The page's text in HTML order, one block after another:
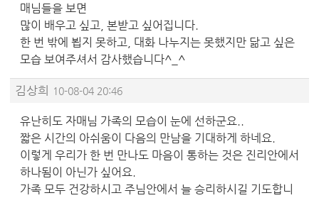
매님들을 보면
많이 배우고 싶고, 본받고 싶어집니다.
한 번 밖에 뵙지 못하고, 대화 나누지는 못했지만 닮고 싶은
모습 보여주셔서 감사했습니다^_^
김상희 10-08-04 20:46
유난히도 자매님 가족의 모습이 눈에 선하군요..
짧은 시간의 아쉬움이 다음의 만남을 기대하게 하네요.
이렇게 우리가 한 번 만나도 마음이 통하는 것은 진리안에서
하나됨이 아닌가 싶어요.
가족 모두 건강하시고 주님안에서 늘 승리하시길 기도합니